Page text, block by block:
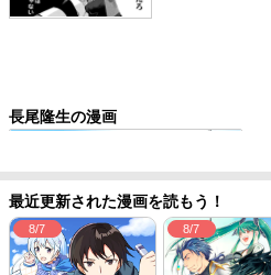
長尾隆生の漫画
最近更新された漫画を読もう！
8/7 8/7